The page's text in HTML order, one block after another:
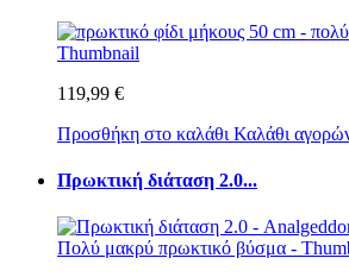
119,99 €
Προσθήκη στο καλάθι Καλάθι
Πρωκτική διάταση 2.0...